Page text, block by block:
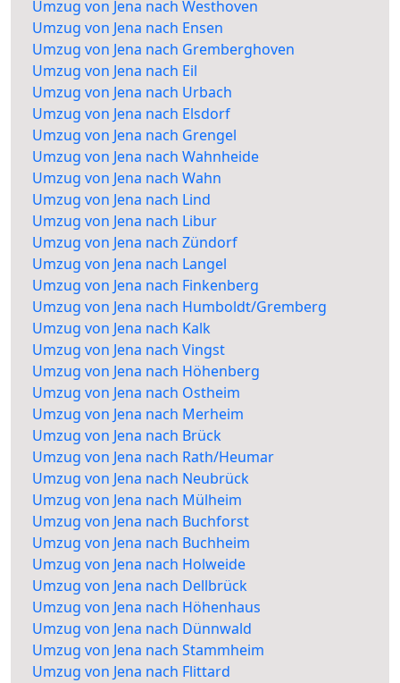
Umzug von Jena nach Westhoven
Umzug von Jena nach Ensen
Umzug von Jena nach Gremberghoven
Umzug von Jena nach Eil
Umzug von Jena nach Urbach
Umzug von Jena nach Elsdorf
Umzug von Jena nach Grengel
Umzug von Jena nach Wahnheide
Umzug von Jena nach Wahn
Umzug von Jena nach Lind
Umzug von Jena nach Libur
Umzug von Jena nach Zündorf
Umzug von Jena nach Langel
Umzug von Jena nach Finkenberg
Umzug von Jena nach Humboldt/Gremberg
Umzug von Jena nach Kalk
Umzug von Jena nach Vingst
Umzug von Jena nach Höhenberg
Umzug von Jena nach Ostheim
Umzug von Jena nach Merheim
Umzug von Jena nach Brück
Umzug von Jena nach Rath/Heumar
Umzug von Jena nach Neubrück
Umzug von Jena nach Mülheim
Umzug von Jena nach Buchforst
Umzug von Jena nach Buchheim
Umzug von Jena nach Holweide
Umzug von Jena nach Dellbrück
Umzug von Jena nach Höhenhaus
Umzug von Jena nach Dünnwald
Umzug von Jena nach Stammheim
Umzug von Jena nach Flittard